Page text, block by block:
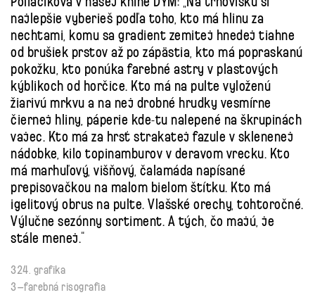
najlepšie vyberieš podľa toho, kto má hlinu za
nechtami, komu sa gradient zemitej hnedej tiahne
od brušiek prstov až po zápästia, kto má popraskanú
pokožku, kto ponúka farebné astry v plastových
kýblikoch od horčice. Kto má na pulte vyloženú
žiarivú mrkvu a na nej drobné hrudky vesmírne
čiernej hliny, páperie kde-tu nalepené na škrupinách
vajec. Kto má za hrsť strakatej fazule v sklenenej
nádobke, kilo topinamburov v deravom vrecku. Kto
má marhuľový, višňový, čalamáda napísané
prepisovačkou na malom bielom štítku. Kto má
igelitový obrus na pulte. Vlašské orechy, tohtoročné.
Výlučne sezónny sortiment. A tých, čo majú, je
stále menej.“
324. grafika
3–farebná risografia